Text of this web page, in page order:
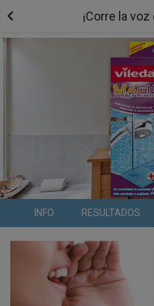
¡Corre la
INFO RESULTADOS